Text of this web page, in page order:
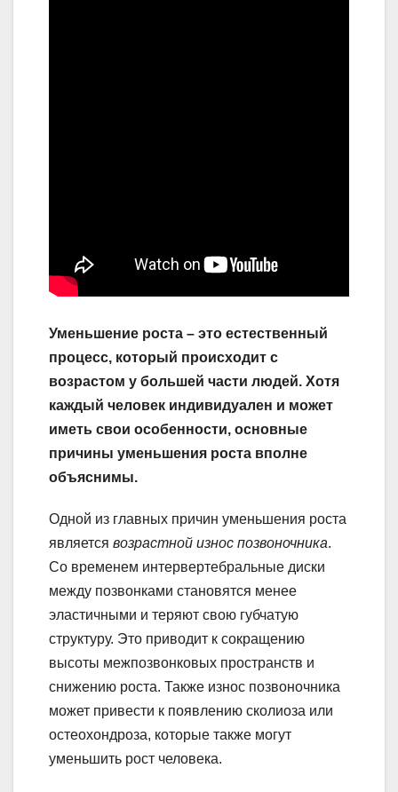
Уменьшение роста – это естественный
процесс, который происходит с
возрастом у большей части людей. Хотя
каждый человек индивидуален и может
иметь свои особенности, основные
причины уменьшения роста вполне
объяснимы.
Одной из главных причин уменьшения роста
является возрастной износ позвоночника.
Со временем интервертебральные диски
между позвонками становятся менее
эластичными и теряют свою губчатую
структуру. Это приводит к сокращению
высоты межпозвонковых пространств и
снижению роста. Также износ позвоночника
может привести к появлению сколиоза или
остеохондроза, которые также могут
уменьшить рост человека.